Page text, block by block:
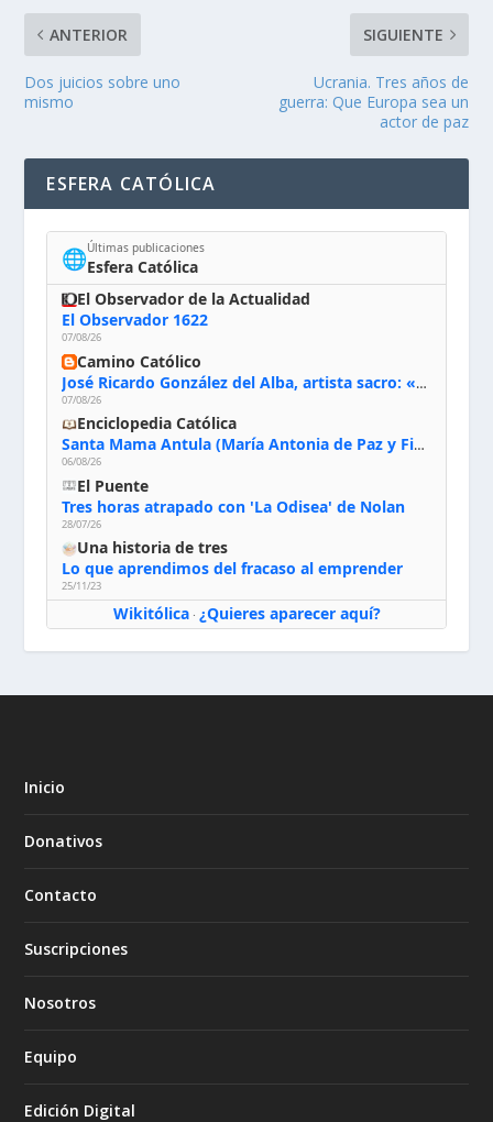
ANTERIOR
Dos juicios sobre uno
mismo
SIGUIENTE
Ucrania. Tres años de
guerra: Que Europa sea un
actor de paz
ESFERA CATÓLICA
🌐Últimas publicaciones
Esfera Católica
El Observador de la Actualidad
El Observador 1622
07/08/26
Camino Católico
José Ricardo González del Alba, artista sacro: «Yo oro, hablo con Dios, le pido al Espíritu Santo su inspiración y siempre pinto rezando el rosario para que sea Él quien actúe a través de mis manos»
07/08/26
Enciclopedia Católica
Santa Mama Antula (María Antonia de Paz y Figueroa)
06/08/26
El Puente
Tres horas atrapado con 'La Odisea' de Nolan
28/07/26
Una historia de tres
Lo que aprendimos del fracaso al emprender
25/11/23
Wikitólica· ¿Quieres aparecer aquí?
Inicio
Donativos
Contacto
Suscripciones
Nosotros
Equipo
Edición Digital